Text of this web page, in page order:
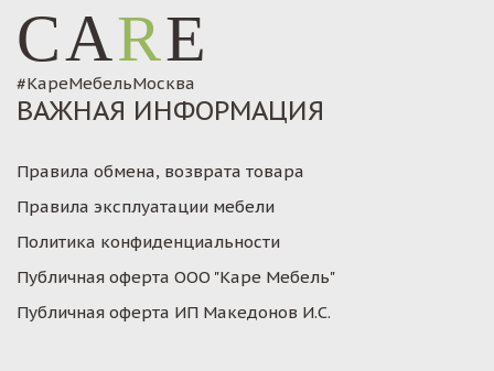
CARE
#КареМебельМосква
ВАЖНАЯ ИНФОРМАЦИЯ
Правила обмена, возврата товара
Правила эксплуатации мебели
Политика конфиденциальности
Публичная оферта ООО "Каре Мебель"
Публичная оферта ИП Македонов И.С.